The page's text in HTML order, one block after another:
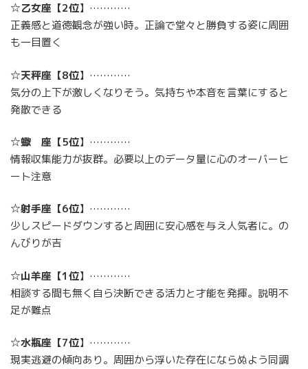
☆乙女座 【2位】…………
正義感と道徳観念が強い時。正論で堂々と勝負する姿に周囲
も一目置く
☆天秤座 【8位】…………
気分の上下が激しくなりそう。気持ちや本音を言葉にすると
発散できる
☆蠍 座 【5位】…………
情報収集能力が抜群。必要以上のデータ量に心のオーバーヒ
ート注意
☆射手座 【6位】…………
少しスピードダウンすると周囲に安心感を与え人気者に。の
んびりが吉
☆山羊座 【1位】…………
相談する間も無く自ら決断できる活力と才能を発揮。説明不
足が難点
☆水瓶座 【7位】…………
現実逃避の傾向あり。周囲から浮いた存在にならぬよう同調